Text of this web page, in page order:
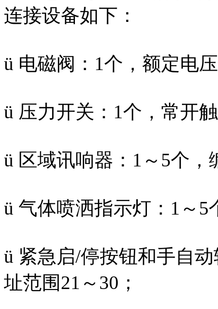
连接设备如下：
ü 电磁阀：1个，额定电
ü 压力开关：1个，常开
ü 区域讯响器：1～5个，
ü 气体喷洒指示灯：1～5
ü 紧急启/停按钮和手自
址范围21～30；